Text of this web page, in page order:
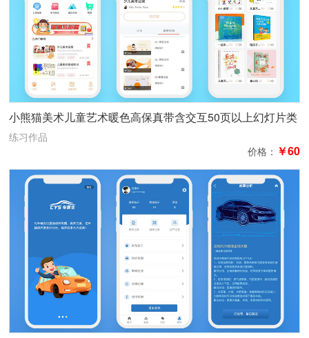
小熊猫美术儿童艺术暖色高保真带含交互50页以上幻灯片类
型交互练习作品
练习作品
价格： ￥60